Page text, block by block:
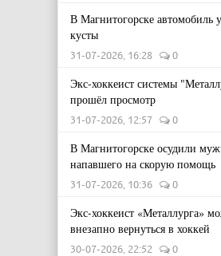
В Магнитогорске автомобиль
кусты
31-07-2026, 16:28 0
Экс-хоккеист системы
прошёл просмотр
31-07-2026, 12:57 0
В Магнитогорске осудили
напавшего на скорую помощь
31-07-2026, 10:36 0
Экс-хоккеист «Металлурга»
внезапно вернуться в хоккей
30-07-2026, 22:52 0